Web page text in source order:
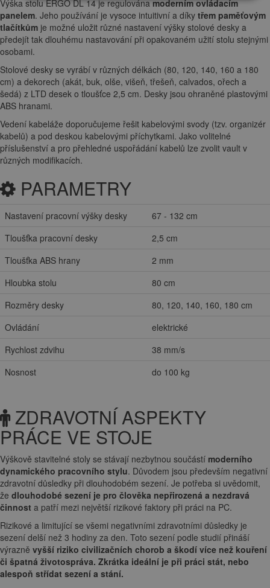
Výška stolu ERGO DL 14 je regulovánamoderním ovládacím
panelem. Jeho používání je vysoce intuitivní a díky třem paměťovým
tlačítkům je možné uložit různé nastavení výšky stolové desky a
předejít tak dlouhému nastavování při opakovaném užití stolu stejnými
osobami.
Stolové desky se vyrábí v různých délkách (80, 120, 140, 160 a 180
cm) a dekorech (akát, buk, olše, višeň, třešeň, calvados, ořech a
šedá) z LTD desek o tloušťce 2,5 cm. Desky jsou ohraněné plastovými
ABS hranami.
Vedení kabeláže doporučujeme řešit kabelovými svody (tzv. organizér
kabelů) a pod deskou kabelovými příchytkami. Jako volitelné
příslušenství a pro přehledné uspořádání kabelů lze zvolit vault v
různých modifikacích.
PARAMETRY
Nastavení pracovní výšky desky
67 - 132 cm
Tloušťka pracovní desky
2,5 cm
Tloušťka ABS hrany
2 mm
Hloubka stolu
80 cm
Rozměry desky
80, 120, 140, 160, 180 cm
Ovládání
elektrické
Rychlost zdvihu
38 mm/s
Nosnost
do 100 kg
ZDRAVOTNÍ ASPEKTY
PRÁCE VE STOJE
Výškově stavitelné stoly se stávají nezbytnou součástí moderního
dynamického pracovního stylu. Důvodem jsou především negativní
zdravotní důsledky při dlouhodobém sezení. Je potřeba si uvědomit,
že dlouhodobé sezení je pro člověka nepřirozená a nezdravá
činnost a patří mezi největší rizikové faktory při práci na PC.
Rizikové a limitující se všemi negativními zdravotními důsledky je
sezení delší než 3 hodiny za den. Toto sezení podle studií přináší
výrazně vyšší riziko civilizačních chorob a škodí více než kouření
či špatná životospráva. Zkrátka ideální je při práci stát, nebo
alespoň střídat sezení a stání.